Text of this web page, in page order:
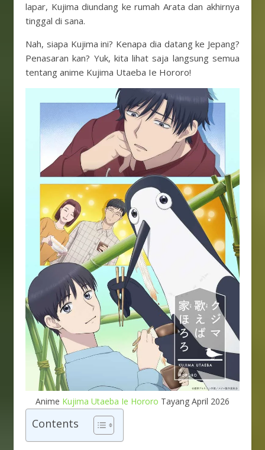
lapar, Kujima diundang ke rumah Arata dan akhirnya
tinggal di sana.
Nah, siapa Kujima ini? Kenapa dia datang ke Jepang?
Penasaran kan? Yuk, kita lihat saja langsung semua
tentang anime Kujima Utaeba Ie Hororo!
Anime Kujima Utaeba Ie Hororo Tayang April 2026
Contents